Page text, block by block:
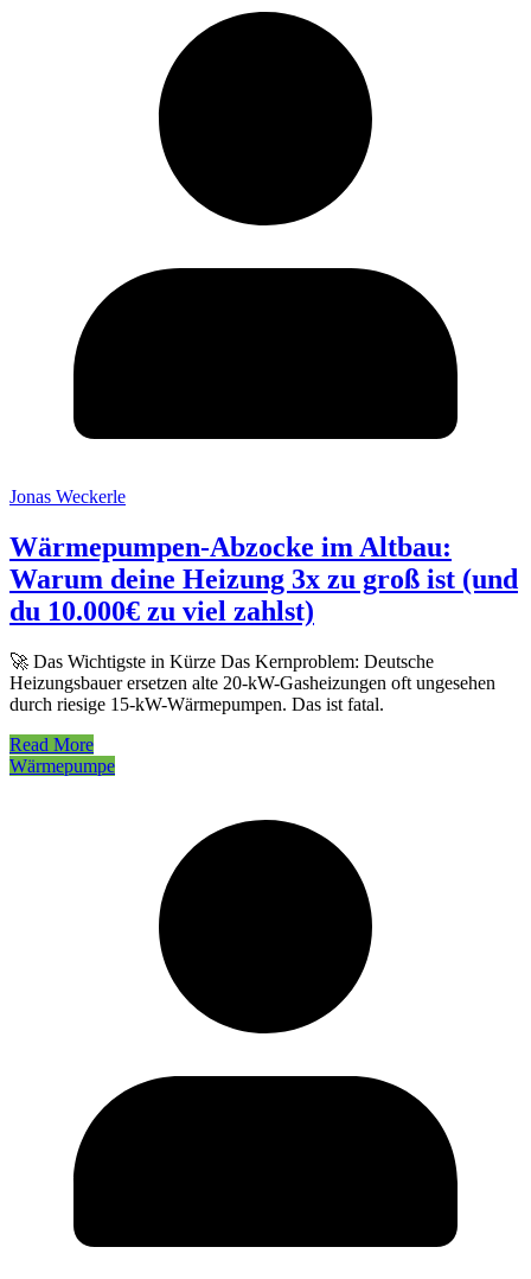
Jonas Weckerle
Wärmepumpen-Abzocke im Altbau:
Warum deine Heizung 3x zu groß ist (und
du 10.000€ zu viel zahlst)
🚀 Das Wichtigste in Kürze Das Kernproblem: Deutsche
Heizungsbauer ersetzen alte 20-kW-Gasheizungen oft ungesehen
durch riesige 15-kW-Wärmepumpen. Das ist fatal.
Read More
Wärmepumpe